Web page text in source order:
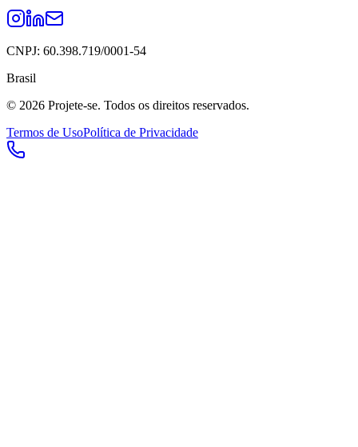
CNPJ: 60.398.719/0001-54
Brasil
© 2026 Projete-se. Todos os direitos reservados.
Termos de UsoPolítica de Privacidade